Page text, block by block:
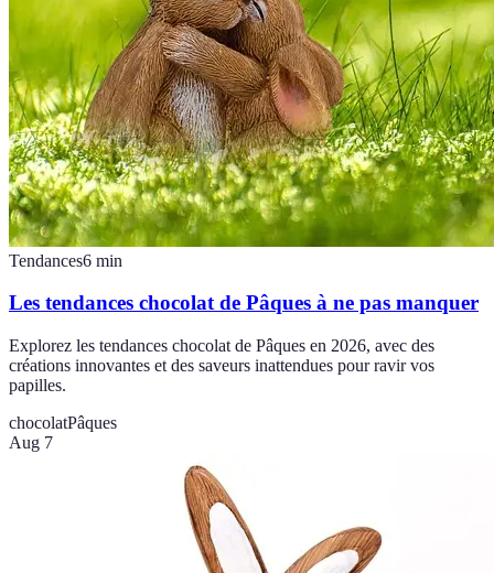
Tendances6 min
Les tendances chocolat de Pâques à ne pas manquer
Explorez les tendances chocolat de Pâques en 2026, avec des
créations innovantes et des saveurs inattendues pour ravir vos
papilles.
chocolatPâques
Aug 7